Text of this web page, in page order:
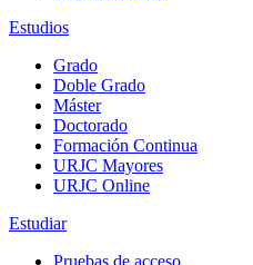
Estudios
Grado
Doble Grado
Máster
Doctorado
Formación Continua
URJC Mayores
URJC Online
Estudiar
Pruebas de acceso